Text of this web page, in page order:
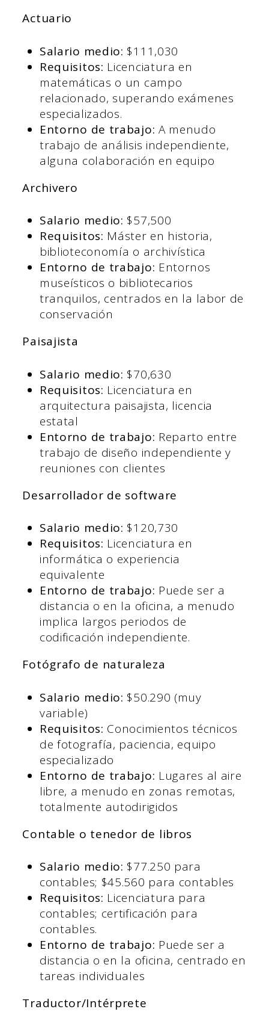
Actuario
Salario medio: $111,030
Requisitos: Licenciatura en
matemáticas o un campo
relacionado, superando exámenes
especializados.
Entorno de trabajo: A menudo
trabajo de análisis independiente,
alguna colaboración en equipo
Archivero
Salario medio: $57,500
Requisitos: Máster en historia,
biblioteconomía o archivística
Entorno de trabajo: Entornos
museísticos o bibliotecarios
tranquilos, centrados en la labor de
conservación
Paisajista
Salario medio: $70,630
Requisitos: Licenciatura en
arquitectura paisajista, licencia
estatal
Entorno de trabajo: Reparto entre
trabajo de diseño independiente y
reuniones con clientes
Desarrollador de software
Salario medio: $120,730
Requisitos: Licenciatura en
informática o experiencia
equivalente
Entorno de trabajo: Puede ser a
distancia o en la oficina, a menudo
implica largos periodos de
codificación independiente.
Fotógrafo de naturaleza
Salario medio: $50.290 (muy
variable)
Requisitos: Conocimientos técnicos
de fotografía, paciencia, equipo
especializado
Entorno de trabajo: Lugares al aire
libre, a menudo en zonas remotas,
totalmente autodirigidos
Contable o tenedor de libros
Salario medio: $77.250 para
contables; $45.560 para contables
Requisitos: Licenciatura para
contables; certificación para
contables.
Entorno de trabajo: Puede ser a
distancia o en la oficina, centrado en
tareas individuales
Traductor/Intérprete